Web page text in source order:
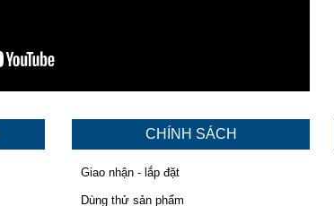
CHÍNH SÁCH
Giao nhận - lắp đặt
Dùng thử sản phẩm